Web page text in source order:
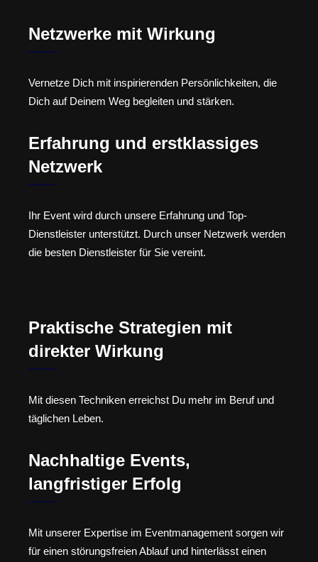
Netzwerke mit Wirkung
Vernetze Dich mit inspirierenden Persönlichkeiten, die
Dich auf Deinem Weg begleiten und stärken.
Erfahrung und erstklassiges
Netzwerk
Ihr Event wird durch unsere Erfahrung und Top-
Dienstleister unterstützt. Durch unser Netzwerk werden
die besten Dienstleister für Sie vereint.
Praktische Strategien mit
direkter Wirkung
Mit diesen Techniken erreichst Du mehr im Beruf und
täglichen Leben.
Nachhaltige Events,
langfristiger Erfolg
Mit unserer Expertise im Eventmanagement sorgen wir
für einen störungsfreien Ablauf und hinterlässt einen